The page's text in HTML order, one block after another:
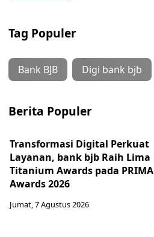
Tag Populer
Bank BJB Digi bank bjb
Berita Populer
Transformasi Digital Perkuat
Layanan, bank bjb Raih Lima
Titanium Awards pada PRIMA
Awards 2026
Jumat, 7 Agustus 2026